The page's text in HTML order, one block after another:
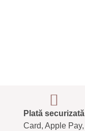
Plată securizată
Card, Apple Pay,